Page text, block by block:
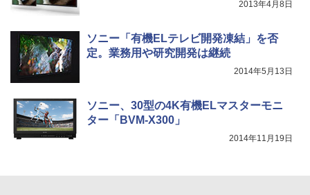
2013年4月8日
ソニー「有機ELテレビ開発凍結」を否
定。業務用や研究開発は継続
2014年5月13日
ソニー、30型の4K有機ELマスターモニ
ター「BVM-X300」
2014年11月19日